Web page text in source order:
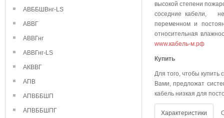
АВББШВнг-LS
АВВГ
АВВГнг
АВВГнг-LS
АКВВГ
АПВ
АПВББШП
АПВББШПГ
высокой степени
соседние кабели, не
переменном и
относительная
www.кабель-м.рф
Для того, чтобы купить
Вами, предложат
кабель низкая для
Характеристики